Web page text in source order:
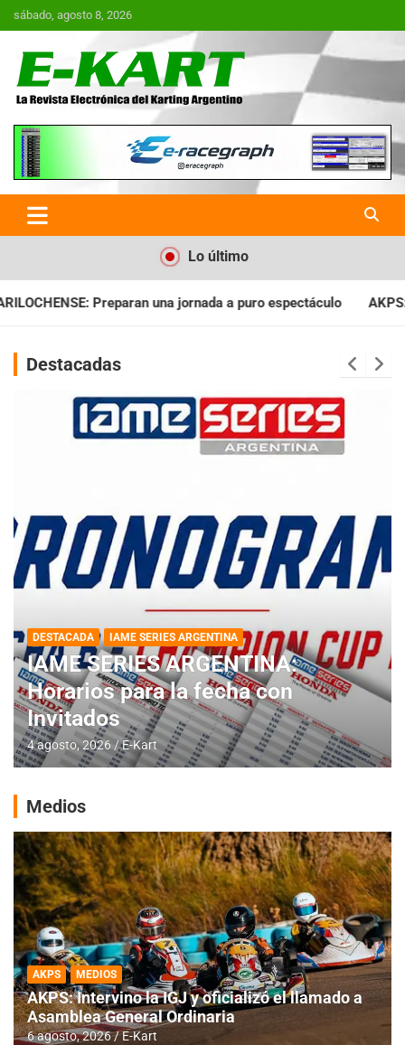
Saltar
al
sábado, agosto 8, 2026
E-Kart.com.ar | La Revista
Electrónica del Karting en
Argentina
Lo último
a puro espectáculo AKPS: Intervino la IGJ y oficializó el
Destacadas
DESTACADA IAME SERIES ARGENTINA
IAME SERIES ARGENTINA:
Horarios para la fecha con
Invitados
4 agosto, 2026 E-Kart
Medios
AKPS MEDIOS
AKPS: Intervino la IGJ y oficializó el llamado a
Asamblea General Ordinaria
6 agosto, 2026 E-Kart